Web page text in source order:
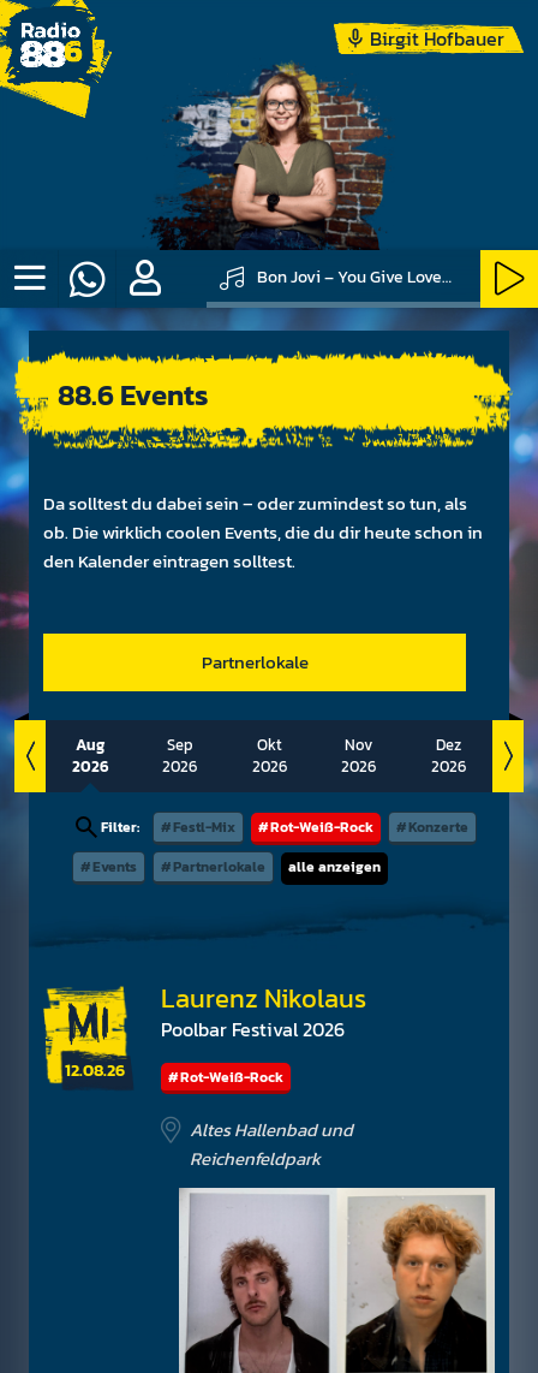
Birgit Hofbauer
Bon Jovi – You Give Love A Bad Name
88.6 Events
Da soll­test du dabei sein – oder zu­mindest so tun, als
ob. Die wir­klich coolen Events, die du dir heute schon in
den Kalen­der ein­tragen soll­test.
Partnerlokale
Aug
2026
Sep
2026
Okt
2026
Nov
2026
Dez
2026
Filter: Festl-Mix Rot-Weiß-Rock
Konzerte
Events
Partnerlokale alle anzeigen
12.08.26
Laurenz Nikolaus
Poolbar Festival 2026
Rot-Weiß-Rock
Altes Hallenbad und
Reichenfeldpark